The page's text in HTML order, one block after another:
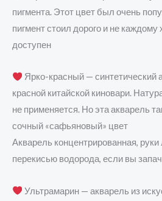
пигмента. Этот цвет был очень
пигмент стоил дорого и не
доступен
Ярко-красный — синтетический
красной китайской киновари.
не применяется. Но эта акварель
сочный «сафьяновый» цвет
Акварель концентрированная,
перекисью водорода, если вы
Ультрамарин — акварель из